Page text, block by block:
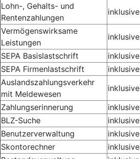
Lohn-, Gehalts- und
Rentenzahlungen
inklusive
Vermögenswirksame
Leistungen
inklusive
SEPA Basislastschrift
inklusive
SEPA Firmenlastschrift
inklusive
Auslandszahlungsverkehr
mit Meldewesen
inklusive
Zahlungserinnerung
inklusive
BLZ-Suche
inklusive
Benutzerverwaltung
inklusive
Skontorechner
inklusive